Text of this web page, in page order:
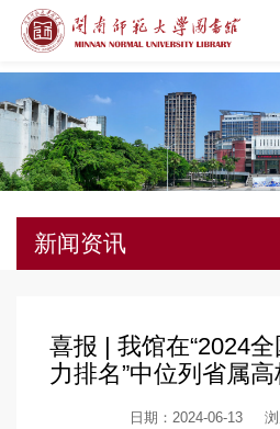
新闻资讯
喜报 | 我馆在“2024
力排名”中位列省属
日期：2024-06-13